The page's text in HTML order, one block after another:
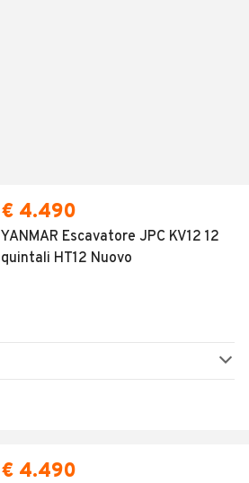
€ 4.490
YANMAR Escavatore JPC KV12 12
quintali HT12 Nuovo
€ 4.490